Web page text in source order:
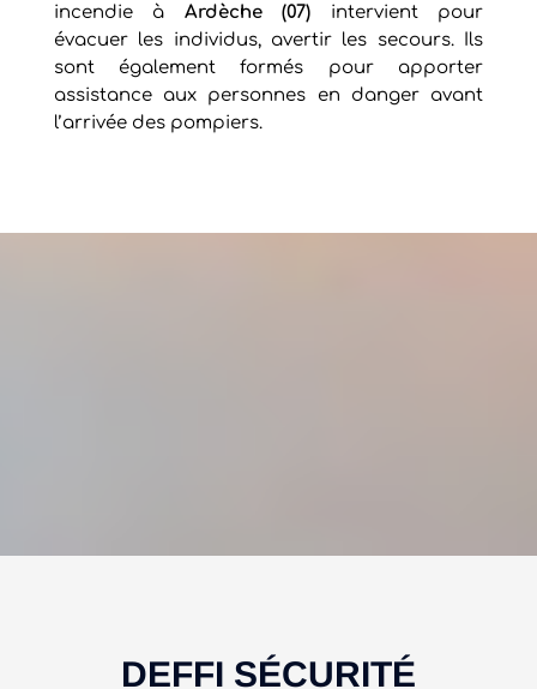
incendie à Ardèche (07) intervient pour
évacuer les individus, avertir les secours. Ils
sont également formés pour apporter
assistance aux personnes en danger avant
l’arrivée des pompiers.
DEFFI SÉCURITÉ